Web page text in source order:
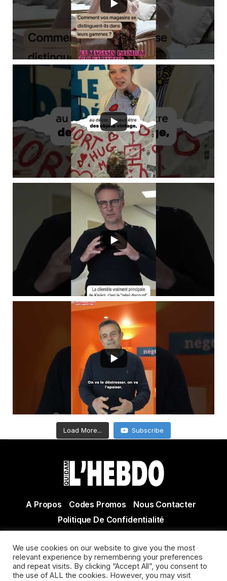
Load More... Subscribe
A Propos Codes Promos
Nous Contacter
Politique De Confidentialité
Actualité Agen - Actualité en lot et Garonne - Actualité
Villeneuve sur Lot
We use cookies on our website to give you the most
relevant experience by remembering your preferences
and repeat visits. By clicking “Accept All”, you consent to
the use of ALL the cookies. However, you may visit